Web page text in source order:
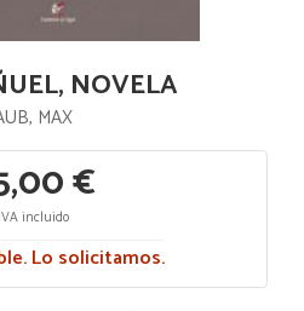
NOVELA
MAX
€
IVA incluido
Lo solicitamos.